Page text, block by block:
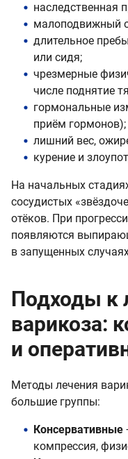
наследственная
малоподвижный
длительное
или сидя;
чрезмерные
числе поднятие
гормональные
приём гормонов);
лишний вес,
курение и
На начальных
сосудистых
отёков. При
появляются
в запущенных
Подходы к
варикоза:
и
Методы лечения
большие группы:
Консервативные
компрессия,